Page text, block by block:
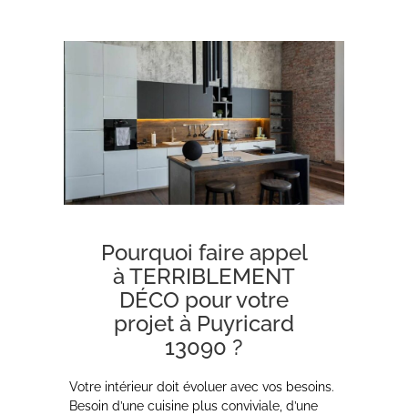
Pourquoi faire appel
à TERRIBLEMENT
DÉCO pour votre
projet à Puyricard
13090 ?
Votre intérieur doit évoluer avec vos besoins.
Besoin d’une cuisine plus conviviale, d’une